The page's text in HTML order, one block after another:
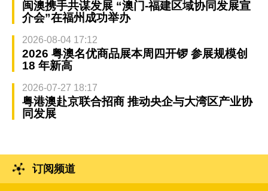
闽澳携手共谋发展 “澳门-福建区域协同发展宣
介会”在福州成功举办
2026-08-04 17:12
2026 粤澳名优商品展本周四开锣 参展规模创
18 年新高
2026-07-27 18:17
粤港澳赴京联合招商 推动央企与大湾区产业协
同发展
订阅频道